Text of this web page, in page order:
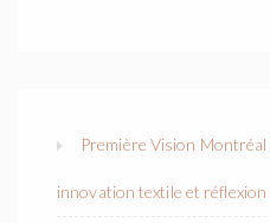
Première Vision Montréal
innovation textile et réflexion